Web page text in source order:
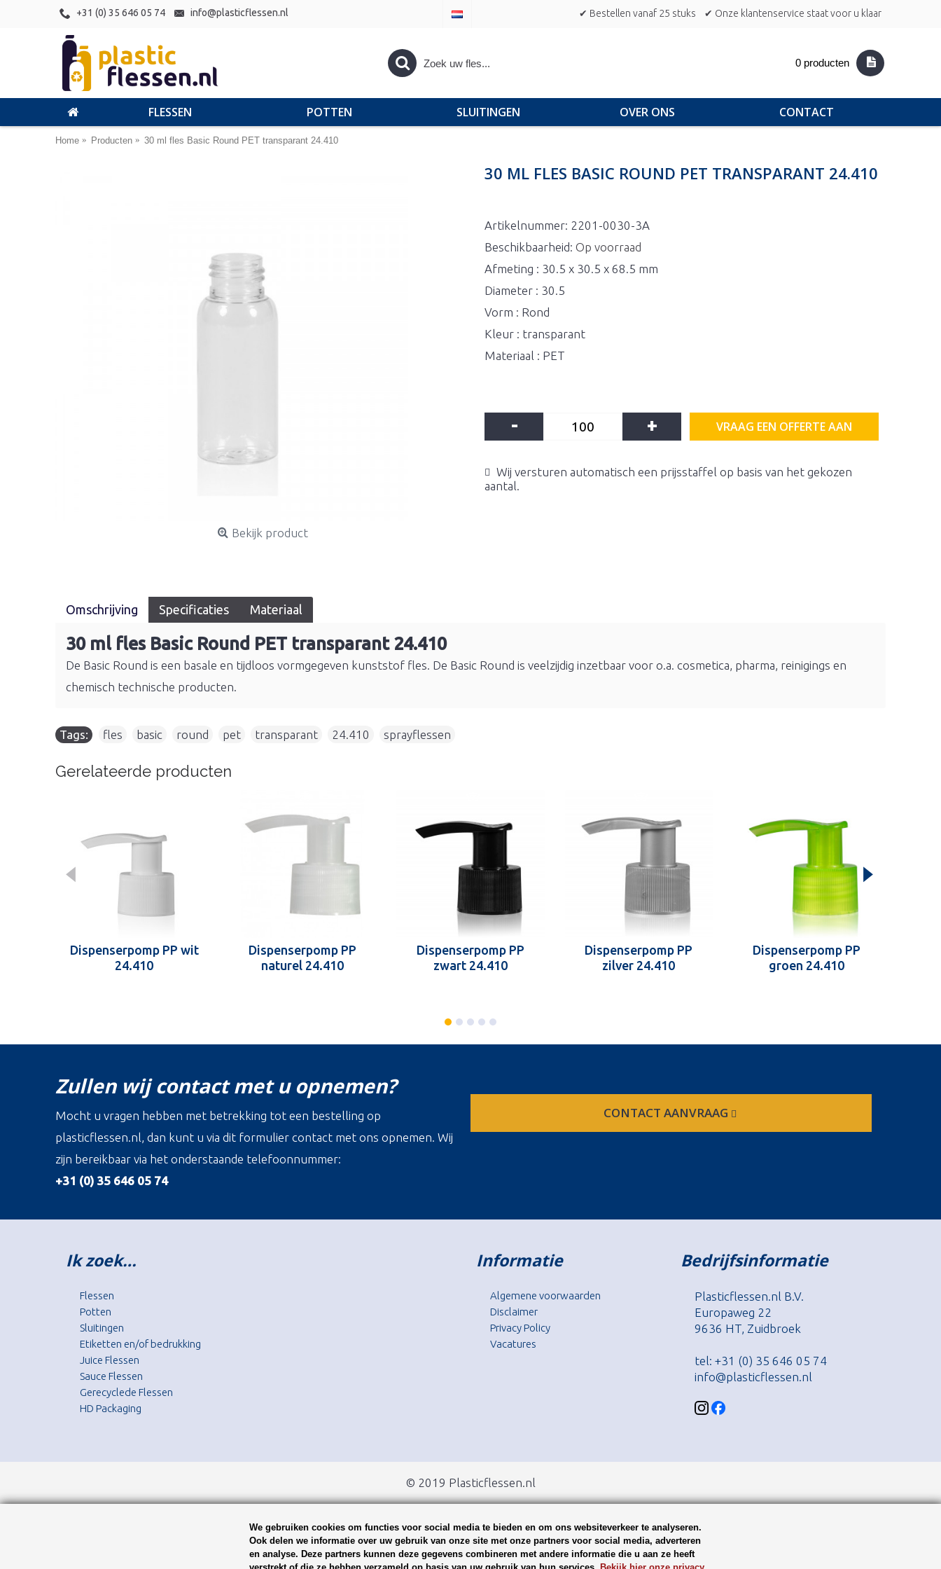
+31 (0) 35 646 05 74 info@plasticflessen.nl ✔ Bestellen vanaf 25 stuks ✔ Onze klantenservice staat voor u klaar
0 producten
FLESSEN POTTEN SLUITINGEN OVER ONS CONTACT
Home Producten 30 ml fles Basic Round PET transparant 24.410
Bekijk product
30 ML FLES BASIC ROUND PET TRANSPARANT 24.410
Artikelnummer: 2201-0030-3A
Beschikbaarheid: Op voorraad
Afmeting : 30.5 x 30.5 x 68.5 mm
Diameter : 30.5
Vorm : Rond
Kleur : transparant
Materiaal : PET
- + VRAAG EEN OFFERTE AAN
Wij versturen automatisch een prijsstaffel op basis van het gekozen
aantal.
Omschrijving Specificaties Materiaal
30 ml fles Basic Round PET transparant 24.410
De Basic Round is een basale en tijdloos vormgegeven kunststof fles. De Basic Round is veelzijdig inzetbaar voor o.a. cosmetica, pharma, reinigings en
chemisch technische producten.
Tags: fles basic round pet transparant 24.410 sprayflessen
Gerelateerde producten
Dispenserpomp PP wit
24.410
Dispenserpomp PP
naturel 24.410
Dispenserpomp PP
zwart 24.410
Dispenserpomp PP
zilver 24.410
Dispenserpomp PP
groen 24.410
Zullen wij contact met u opnemen?
Mocht u vragen hebben met betrekking tot een bestelling op
plasticflessen.nl, dan kunt u via dit formulier contact met ons opnemen. Wij
zijn bereikbaar via het onderstaande telefoonnummer:
+31 (0) 35 646 05 74
CONTACT AANVRAAG
Ik zoek…
Flessen
Potten
Sluitingen
Etiketten en/of bedrukking
Juice Flessen
Sauce Flessen
Gerecyclede Flessen
HD Packaging
Informatie
Algemene voorwaarden
Disclaimer
Privacy Policy
Vacatures
Bedrijfsinformatie
Plasticflessen.nl B.V.
Europaweg 22
9636 HT, Zuidbroek
tel: +31 (0) 35 646 05 74
info@plasticflessen.nl
© 2019 Plasticflessen.nl
We gebruiken cookies om functies voor social media te bieden en om ons websiteverkeer te analyseren.
Ook delen we informatie over uw gebruik van onze site met onze partners voor social media, adverteren
en analyse. Deze partners kunnen deze gegevens combineren met andere informatie die u aan ze heeft